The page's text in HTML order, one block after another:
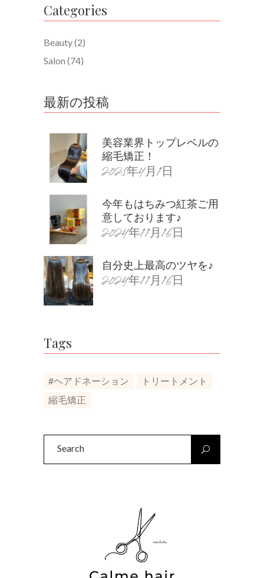
Categories
Beauty(2)
Salon (74)
最新の投稿
美容業界トップレベルの
縮毛矯正！
2025年4月1日
今年もはちみつ紅茶ご用
意しております♪
2024年11月16日
自分史上最高のツヤを♪
2024年11月16日
Tags
#ヘアドネーション
トリートメント
縮毛矯正